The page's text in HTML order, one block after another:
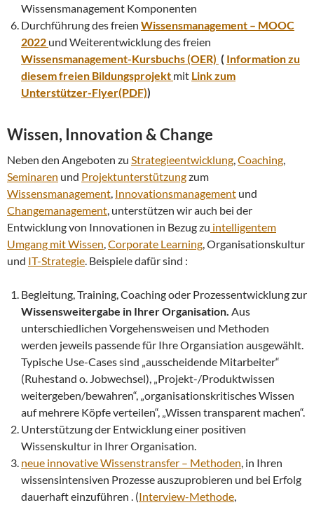
Wissensmanagement Komponenten
Durchführung des freien Wissensmanagement – MOOC
2022 und Weiterentwicklung des freien
Wissensmanagement-Kursbuchs (OER) ( Information zu
diesem freien Bildungsprojekt mit Link zum
Unterstützer-Flyer(PDF))
Wissen, Innovation & Change
Neben den Angeboten zu Strategieentwicklung Coaching
Seminaren und Projektunterstützungzum
Wissensmanagement Innovationsmanagement und
Changemanagement , unterstützen wir auch bei der
Entwicklung von Innovationen in Bezug zu intelligentem
Umgang mit Wissen Corporate Learning , Organisationskultur
und IT-Strategie . Beispiele dafür sind :
Begleitung, Training, Coaching oder Prozessentwicklung zur
Wissensweitergabe in Ihrer Organisation. Aus
unterschiedlichen Vorgehensweisen und Methoden
werden jeweils passende für Ihre Organsiation ausgewählt.
Typische Use-Cases sind „ausscheidende Mitarbeiter“
(Ruhestand o. Jobwechsel), „Projekt-/Produktwissen
weitergeben/bewahren“, „organisationskritisches Wissen
auf mehrere Köpfe verteilen“, „Wissen transparent machen“.
Unterstützung der Entwicklung einer positiven
Wissenskultur in Ihrer Organisation.
neue innovative Wissenstransfer – Methoden , in Ihren
wissensintensiven Prozesse auszuprobieren und bei Erfolg
dauerhaft einzuführen . (Interview-Methode